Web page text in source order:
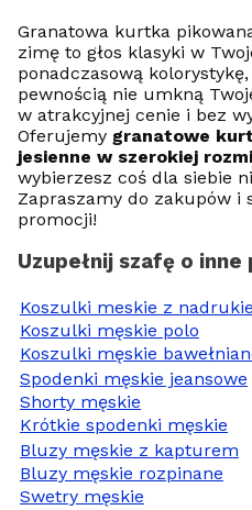
Granatowa kurtka
zimę to głos klasyki w
ponadczasową
pewnością nie umkną
w atrakcyjnej cenie i bez
Oferujemy granatowe
jesienne w szerokiej
wybierzesz coś dla siebie
Zapraszamy do zakupów i
promocji!
Uzupełnij szafę o
Koszulki meskie z
Koszulki męskie polo
Koszulki męskie
Spodenki męskie jeansowe
Shorty męskie
Krótkie spodenki męskie
Bluzy męskie z kapturem
Bluzy męskie rozpinane
Swetry męskie